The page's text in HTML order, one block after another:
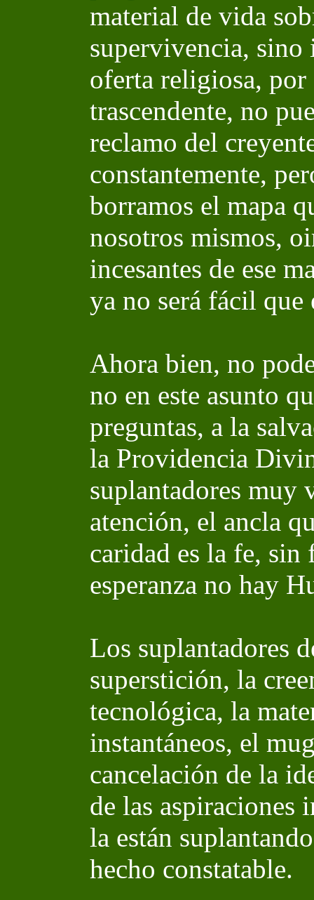
material de vida
supervivencia,
oferta religiosa, por
trascendente, no
reclamo del
constantemente,
borramos el mapa
nosotros mismos,
incesantes de ese
ya no será fácil que
Ahora bien, no
no en este asunto
preguntas, a la
la Providencia
suplantadores muy
atención, el ancla
caridad es la fe, sin
esperanza no hay
Los suplantadores
superstición, la
tecnológica, la
instantáneos, el
cancelación de la
de las
la están
hecho constatable.